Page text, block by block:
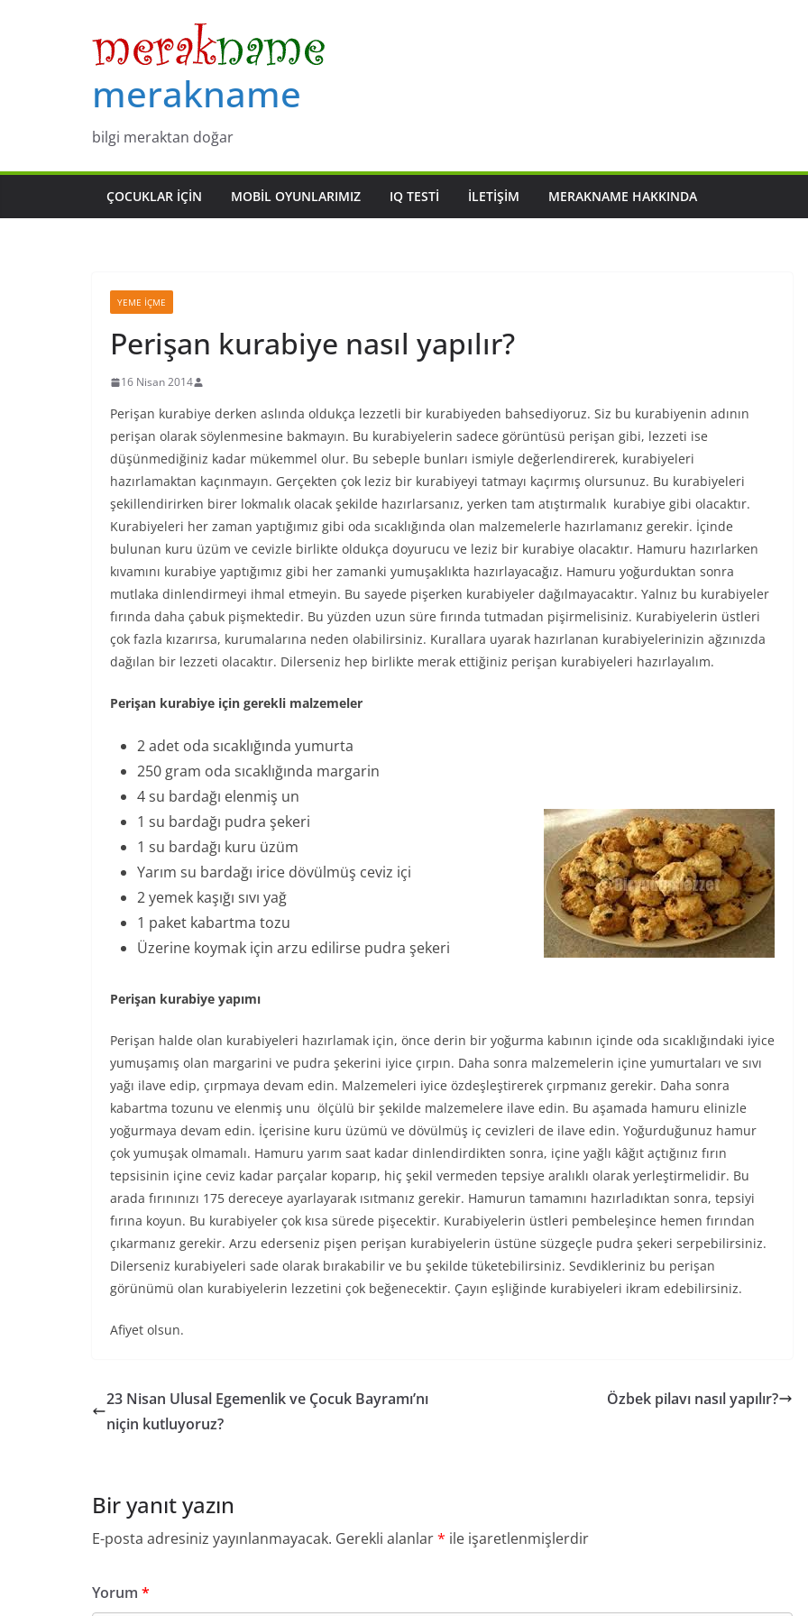
merakname
bilgi meraktan doğar
ÇOCUKLAR IÇIN MOBIL OYUNLARIMIZ IQ TESTI İLETIŞIM MERAKNAME HAKKINDA
YEME İÇME
Perişan kurabiye nasıl yapılır?
16 Nisan 2014
Perişan kurabiye derken aslında oldukça lezzetli bir kurabiyeden bahsediyoruz. Siz bu kurabiyenin adının
perişan olarak söylenmesine bakmayın. Bu kurabiyelerin sadece görüntüsü perişan gibi, lezzeti ise
düşünmediğiniz kadar mükemmel olur. Bu sebeple bunları ismiyle değerlendirerek, kurabiyeleri
hazırlamaktan kaçınmayın. Gerçekten çok leziz bir kurabiyeyi tatmayı kaçırmış olursunuz. Bu kurabiyeleri
şekillendirirken birer lokmalık olacak şekilde hazırlarsanız, yerken tam atıştırmalık kurabiye gibi olacaktır.
Kurabiyeleri her zaman yaptığımız gibi oda sıcaklığında olan malzemelerle hazırlamanız gerekir. İçinde
bulunan kuru üzüm ve cevizle birlikte oldukça doyurucu ve leziz bir kurabiye olacaktır. Hamuru hazırlarken
kıvamını kurabiye yaptığımız gibi her zamanki yumuşaklıkta hazırlayacağız. Hamuru yoğurduktan sonra
mutlaka dinlendirmeyi ihmal etmeyin. Bu sayede pişerken kurabiyeler dağılmayacaktır. Yalnız bu kurabiyeler
fırında daha çabuk pişmektedir. Bu yüzden uzun süre fırında tutmadan pişirmelisiniz. Kurabiyelerin üstleri
çok fazla kızarırsa, kurumalarına neden olabilirsiniz. Kurallara uyarak hazırlanan kurabiyelerinizin ağzınızda
dağılan bir lezzeti olacaktır. Dilerseniz hep birlikte merak ettiğiniz perişan kurabiyeleri hazırlayalım.
Perişan kurabiye için gerekli malzemeler
2 adet oda sıcaklığında yumurta
250 gram oda sıcaklığında margarin
4 su bardağı elenmiş un
1 su bardağı pudra şekeri
1 su bardağı kuru üzüm
Yarım su bardağı irice dövülmüş ceviz içi
2 yemek kaşığı sıvı yağ
1 paket kabartma tozu
Üzerine koymak için arzu edilirse pudra şekeri
Perişan kurabiye yapımı
Perişan halde olan kurabiyeleri hazırlamak için, önce derin bir yoğurma kabının içinde oda sıcaklığındaki iyice
yumuşamış olan margarini ve pudra şekerini iyice çırpın. Daha sonra malzemelerin içine yumurtaları ve sıvı
yağı ilave edip, çırpmaya devam edin. Malzemeleri iyice özdeşleştirerek çırpmanız gerekir. Daha sonra
kabartma tozunu ve elenmiş unu ölçülü bir şekilde malzemelere ilave edin. Bu aşamada hamuru elinizle
yoğurmaya devam edin. İçerisine kuru üzümü ve dövülmüş iç cevizleri de ilave edin. Yoğurduğunuz hamur
çok yumuşak olmamalı. Hamuru yarım saat kadar dinlendirdikten sonra, içine yağlı kâğıt açtığınız fırın
tepsisinin içine ceviz kadar parçalar koparıp, hiç şekil vermeden tepsiye aralıklı olarak yerleştirmelidir. Bu
arada fırınınızı 175 dereceye ayarlayarak ısıtmanız gerekir. Hamurun tamamını hazırladıktan sonra, tepsiyi
fırına koyun. Bu kurabiyeler çok kısa sürede pişecektir. Kurabiyelerin üstleri pembeleşince hemen fırından
çıkarmanız gerekir. Arzu ederseniz pişen perişan kurabiyelerin üstüne süzgeçle pudra şekeri serpebilirsiniz.
Dilerseniz kurabiyeleri sade olarak bırakabilir ve bu şekilde tüketebilirsiniz. Sevdikleriniz bu perişan
görünümü olan kurabiyelerin lezzetini çok beğenecektir. Çayın eşliğinde kurabiyeleri ikram edebilirsiniz.
Afiyet olsun.
23 Nisan Ulusal Egemenlik ve Çocuk Bayramı’nı
niçin kutluyoruz?
Özbek pilavı nasıl yapılır?
Bir yanıt yazın
E-posta adresiniz yayınlanmayacak. Gerekli alanlar* ile işaretlenmişlerdir
Yorum *